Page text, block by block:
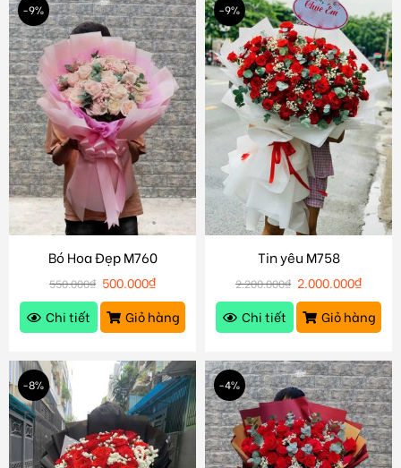
-9%
Bó Hoa Đẹp M760
550.000₫ 500.000₫
Chi tiết
Giỏ hàng
-9%
Tin yêu M758
2.200.000₫ 2.000.000₫
Chi tiết
Giỏ hàng
-8% -4%